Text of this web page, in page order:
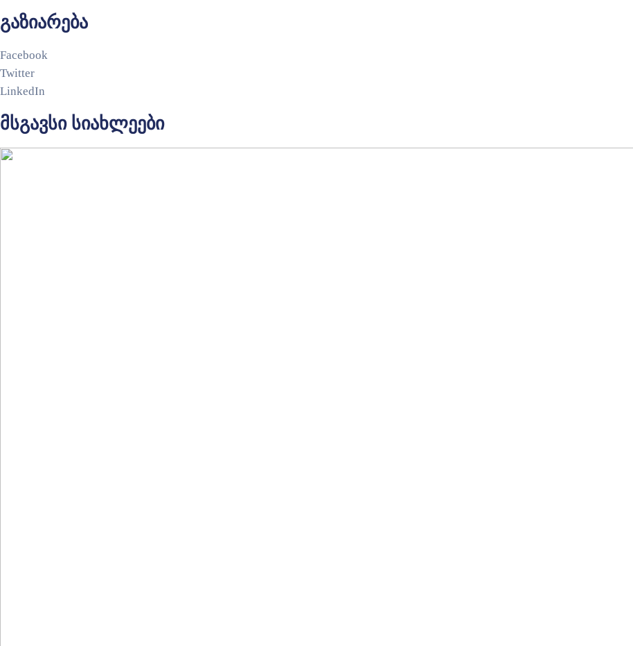
გაზიარება
Facebook
Twitter
LinkedIn
მსგავსი სიახლეები